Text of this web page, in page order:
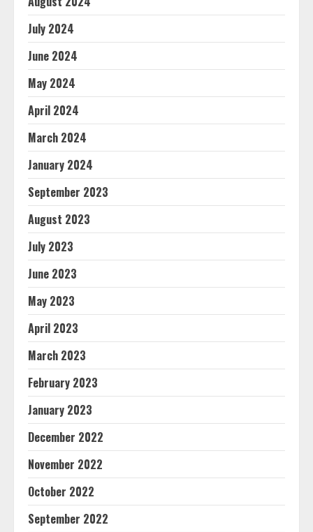
July 2024
June 2024
May 2024
April 2024
March 2024
January 2024
September 2023
August 2023
July 2023
June 2023
May 2023
April 2023
March 2023
February 2023
January 2023
December 2022
November 2022
October 2022
September 2022